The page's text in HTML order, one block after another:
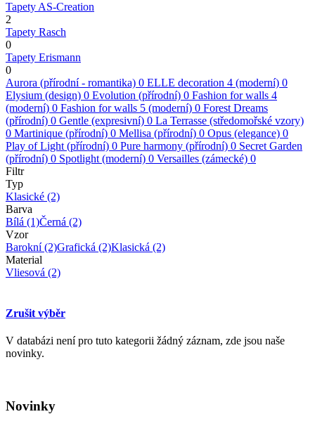
Tapety AS-Creation
2
Tapety Rasch
0
Tapety Erismann
0
Aurora (přírodní - romantika) 0 ELLE decoration 4 (moderní) 0
Elysium (design) 0 Evolution (přírodní) 0 Fashion for walls 4
(moderní) 0 Fashion for walls 5 (moderní) 0 Forest Dreams
(přírodní) 0 Gentle (expresivní) 0 La Terrasse (středomořské vzory)
0 Martinique (přírodní) 0 Mellisa (přírodní) 0 Opus (elegance) 0
Play of Light (přírodní) 0 Pure harmony (přírodní) 0 Secret Garden
(přírodní) 0 Spotlight (moderní) 0 Versailles (zámecké) 0
Filtr
Typ
Klasické (2)
Barva
Bílá (1)Černá (2)
Vzor
Barokní(2)Grafická (2)Klasická (2)
Material
Vliesová (2)
Zrušit výběr
V databázi není pro tuto kategorii žádný záznam, zde jsou naše
novinky.
Novinky